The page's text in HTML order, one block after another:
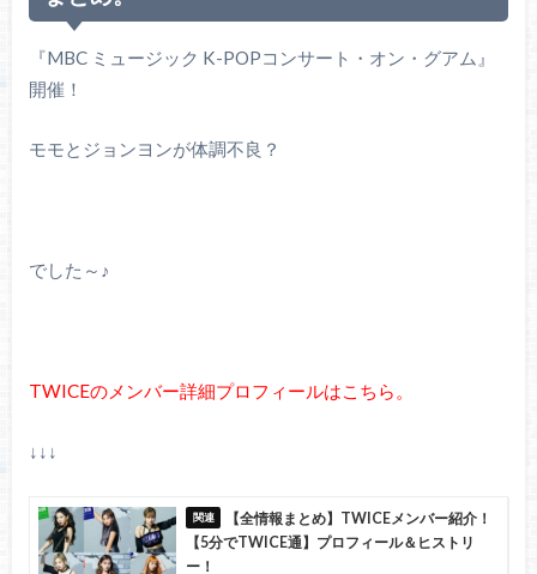
『MBC ミュージック K-POPコンサート・オン・グアム』
開催！
モモとジョンヨンが体調不良？
でした～♪
TWICEのメンバー詳細プロフィールはこちら。
↓↓↓
【全情報まとめ】TWICEメンバー紹介！
【5分でTWICE通】プロフィール＆ヒストリ
ー！